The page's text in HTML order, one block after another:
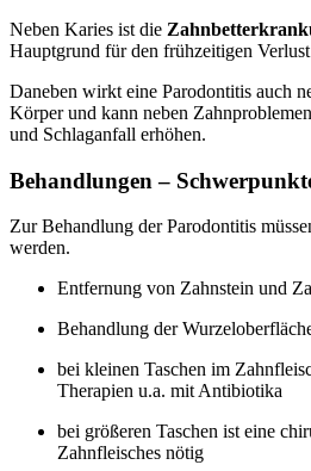
Neben Karies ist die
Hauptgrund für den frühzeitigen
Daneben wirkt eine Parodontitis auch
Körper und kann neben
und Schlaganfall erhöhen.
Behandlungen –
Zur Behandlung der Parodontitis
werden.
Entfernung von Zahnstein und
Behandlung der
bei kleinen Taschen im
Therapien u.a. mit Antibiotika
bei größeren Taschen ist eine
Zahnfleisches nötig